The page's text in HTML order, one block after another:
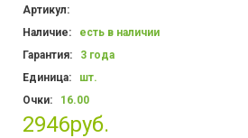
Артикул:
Наличие:
есть в наличии
Гарантия:
3 года
Единица:
шт.
Очки:
16.00
2946руб.